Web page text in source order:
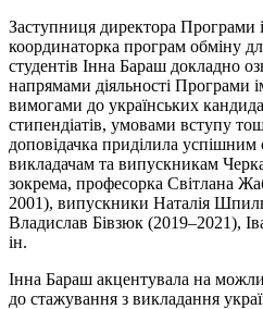
Заступниця директора Програми
координаторка програм обміну
студентів Інна Бараш докладно
напрямами діяльності Програми
вимогами до українських
стипендіатів, умовами вступу
доповідачка приділила
викладачам та випускникам
зокрема, професорка Світлана
2001), випускники Наталія
Владислав Бівзюк (2019–2021),
ін.
Інна Бараш акцентувала на
до стажування з викладання